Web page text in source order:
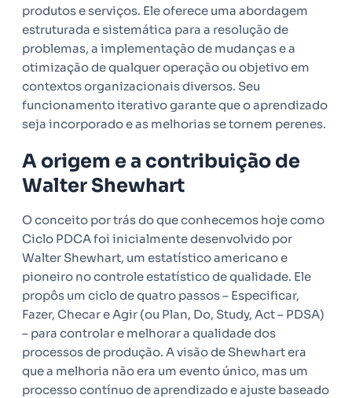
produtos e serviços. Ele oferece uma abordagem
estruturada e sistemática para a resolução de
problemas, a implementação de mudanças e a
otimização de qualquer operação ou objetivo em
contextos organizacionais diversos. Seu
funcionamento iterativo garante que o aprendizado
seja incorporado e as melhorias se tornem perenes.
A origem e a contribuição de
Walter Shewhart
O conceito por trás do que conhecemos hoje como
Ciclo PDCA foi inicialmente desenvolvido por
Walter Shewhart, um estatístico americano e
pioneiro no controle estatístico de qualidade. Ele
propôs um ciclo de quatro passos – Especificar,
Fazer, Checar e Agir (ou Plan, Do, Study, Act – PDSA)
– para controlar e melhorar a qualidade dos
processos de produção. A visão de Shewhart era
que a melhoria não era um evento único, mas um
processo contínuo de aprendizado e ajuste baseado